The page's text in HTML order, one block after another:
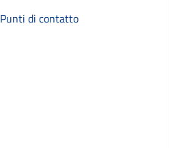
Punti di contatto